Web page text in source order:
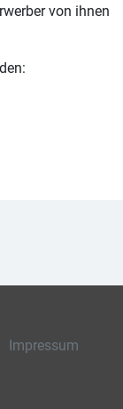
von ihnen
Impressum